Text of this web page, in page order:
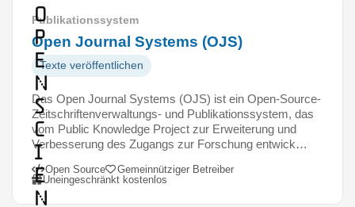
O
p
e
n
S
c
i
e
n
Publikationssystem
Open Journal Systems (OJS)
Texte veröffentlichen
Das Open Journal Systems (OJS) ist ein Open-Source-
Zeitschriftenverwaltungs- und Publikationssystem, das
vom Public Knowledge Project zur Erweiterung und
Verbesserung des Zugangs zur Forschung entwick…
Open Source
Gemeinnütziger Betreiber
Uneingeschränkt kostenlos